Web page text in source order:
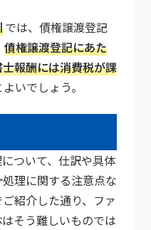
では、債権譲渡登記
債権譲渡登記にあた
報酬には消費税が課
いでしょう。
ついて、仕訳や具体
理に関する注意点な
紹介した通り、ファ
そう難しいものでは